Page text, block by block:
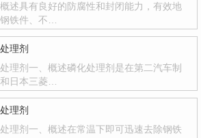
述具有良好的防腐性和封闭能力，有效地
铁件、不…
理剂
理剂一、概述磷化处理剂是在第二汽车制
日本三菱…
理剂
理剂一、概述在常温下即可迅速去除钢铁